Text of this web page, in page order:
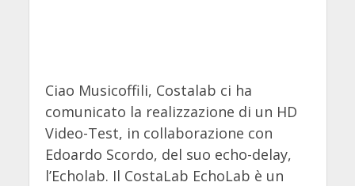
Ciao Musicoffili, Costalab ci ha
comunicato la realizzazione di un HD
Video-Test, in collaborazione con
Edoardo Scordo, del suo echo-delay,
l’Echolab. Il CostaLab EchoLab è un